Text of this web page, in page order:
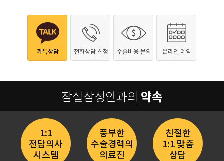
카톡상담 전화상담 신청 수술비용 문의 온라인 예약
잠실삼성안과의 약속
1:1
전담의사
시스템
풍부한
수술경력의
의료진
친절한
1:1 맞춤
상담